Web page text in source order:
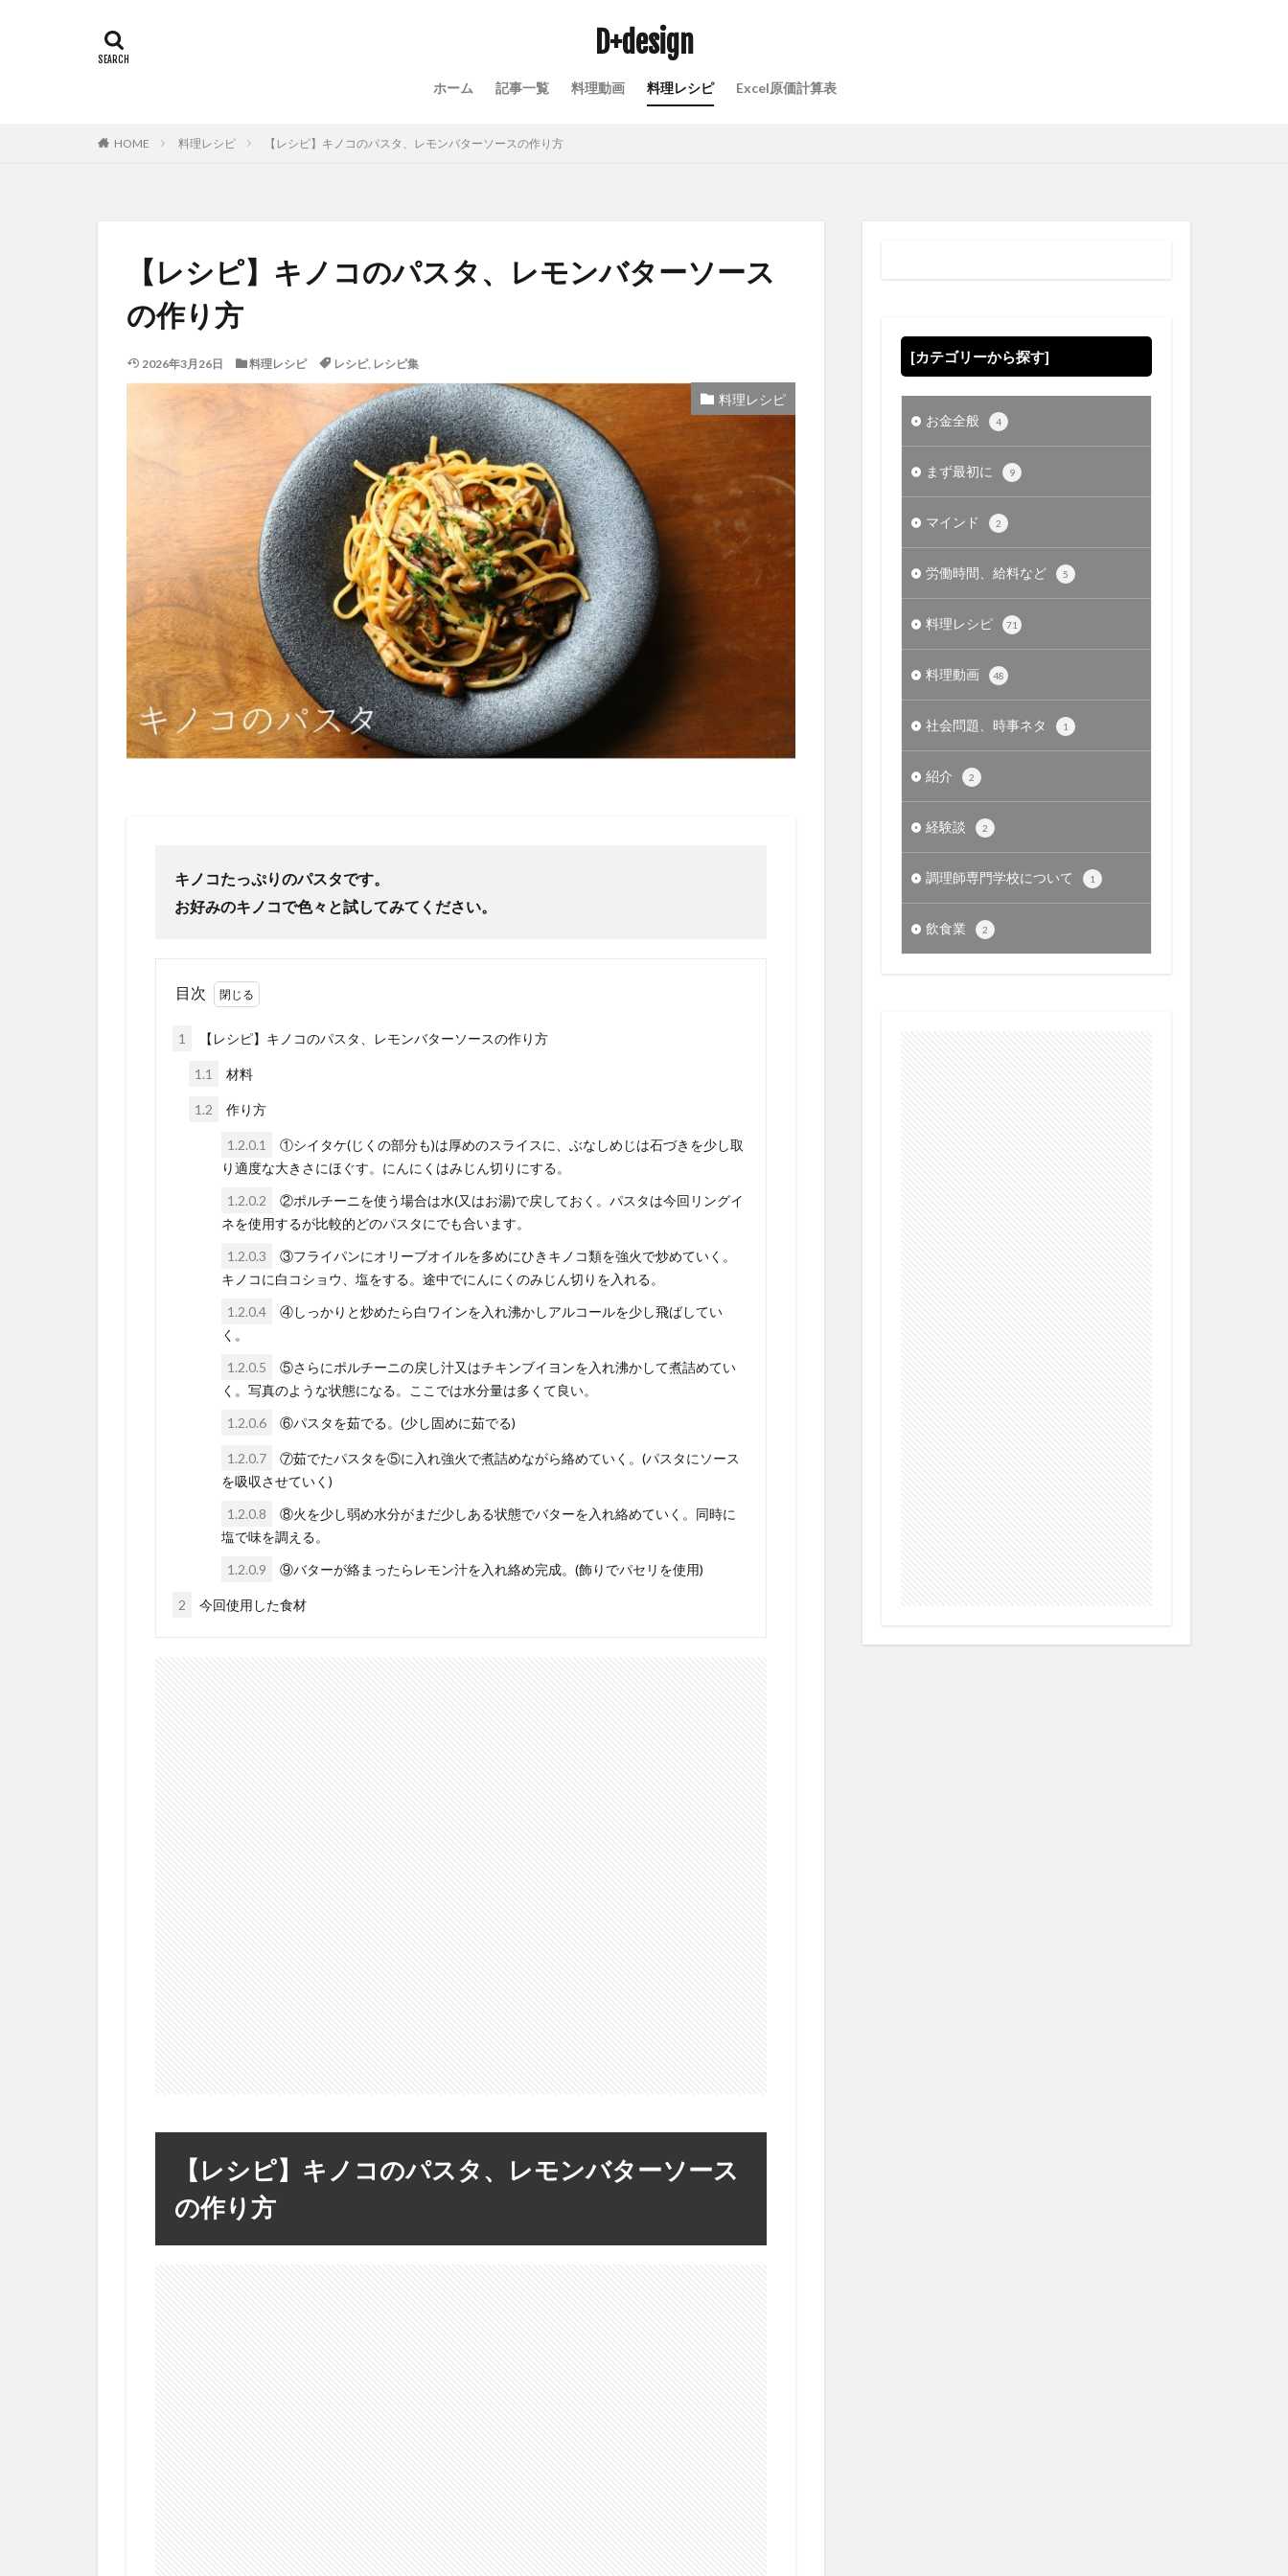
D+design
ホーム 記事一覧 料理動画 料理レシピ Excel原価計算表
HOME 料理レシピ 【レシピ】キノコのパスタ、レモンバターソースの作り方
【レシピ】キノコのパスタ、レモンバターソース
の作り方
2026年3月26日 料理レシピ レシピ, レシピ集
料理レシピ
キノコたっぷりのパスタです。
お好みのキノコで色々と試してみてください。
目次
1 【レシピ】キノコのパスタ、レモンバターソースの作り方
1.1 材料
1.2 作り方
1.2.0.1
①シイタケ(じくの部分も)は厚めのスライスに、ぶなしめじは石づきを少し取
り適度な大きさにほぐす。にんにくはみじん切りにする。
1.2.0.2
②ポルチーニを使う場合は水(又はお湯)で戻しておく。パスタは今回リングイ
ネを使用するが比較的どのパスタにでも合います。
1.2.0.3
③フライパンにオリーブオイルを多めにひきキノコ類を強火で炒めていく。
キノコに白コショウ、塩をする。途中でにんにくのみじん切りを入れる。
1.2.0.4
④しっかりと炒めたら白ワインを入れ沸かしアルコールを少し飛ばしてい
く。
1.2.0.5
⑤さらにポルチーニの戻し汁又はチキンブイヨンを入れ沸かして煮詰めてい
く。写真のような状態になる。ここでは水分量は多くて良い。
1.2.0.6
⑥パスタを茹でる。(少し固めに茹でる)
1.2.0.7
⑦茹でたパスタを⑤に入れ強火で煮詰めながら絡めていく。(パスタにソース
を吸収させていく)
1.2.0.8
⑧火を少し弱め水分がまだ少しある状態でバターを入れ絡めていく。同時に
塩で味を調える。
1.2.0.9
⑨バターが絡まったらレモン汁を入れ絡め完成。(飾りでパセリを使用)
2 今回使用した食材
【レシピ】キノコのパスタ、レモンバターソース
の作り方
[カテゴリーから探す]
お金全般 4
まず最初に 9
マインド 2
労働時間、給料など 5
料理レシピ 71
料理動画 48
社会問題、時事ネタ 1
紹介 2
経験談 2
調理師専門学校について 1
飲食業 2